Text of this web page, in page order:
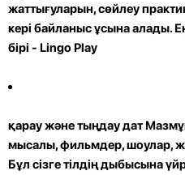
жаттығуларын, сөйлеу
кері байланыс ұсына алады.
бірі - Lingo Play
қарау және тыңдау дат
мысалы, фильмдер, шоулар,
Бұл сізге тілдің дыбысына